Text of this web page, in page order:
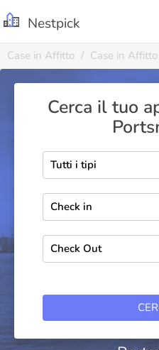
Nestpick
Case in Affitto Case in
Cerca il tuo